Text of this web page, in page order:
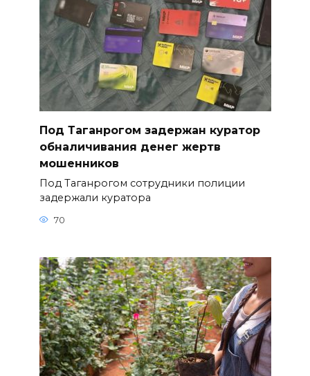
Под Таганрогом задержан куратор
обналичивания денег жертв
мошенников
Под Таганрогом сотрудники полиции
задержали куратора
70